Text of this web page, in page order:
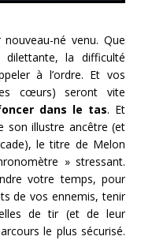
né venu. Que
la difficulté
à l’ordre. Et vos
cœurs) seront vite
dans le tas. Et
son illustre ancêtre (et
le titre de Melon
» stressant.
votre temps, pour
de vos ennemis, tenir
de tir (et de leur
le plus sécurisé.